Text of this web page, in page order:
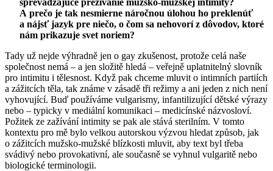
A prečo je tak nesmierne náročnou úlohou ho preklenúť
a nájsť jazyk pre niečo, o čom sa nehovorí z dôvodov, ktoré
nám prikazuje svet noriem?
Tady už nejde výhradně jen o gay zkušenost, protože celá naše
společnost nemá – a jen složitě hledá – veřejně uplatnitelný slovník
pro intimitu i tělesnost. Když pak chceme mluvit o intimních partiích
a zážitcích těla, tak známe v zásadě tři režimy a ani jeden z nich není
vyhovující. Buď používáme vulgarismy, infantilizující dětské výrazy
nebo – typicky v mediální komunikaci – medicínské názvosloví.
Požitek ze zažívání intimity se pak ale stává sterilním. V tomto
kontextu pro mě bylo velkou autorskou výzvou hledat způsob, jak
o zážitcích mužsko-mužské blízkosti mluvit, aby text byl třeba
svádivý nebo provokativní, ale současně se vyhnul vulgaritě nebo
biologické terminologii.